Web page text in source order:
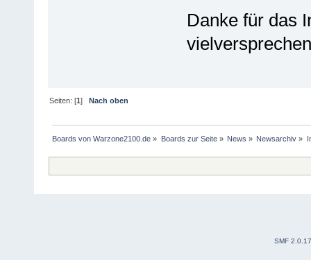
Danke für das
Seiten: [1] Nach oben
Boards von Warzone2100.de » Boards zur Seite» News » Newsarchiv »
SMF 2.0.17